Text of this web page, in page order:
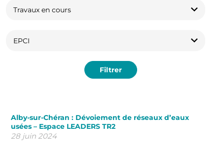
Filtrer
Alby-sur-Chéran : Dévoiement de réseaux d’eaux
usées – Espace LEADERS TR2
28 juin 2024